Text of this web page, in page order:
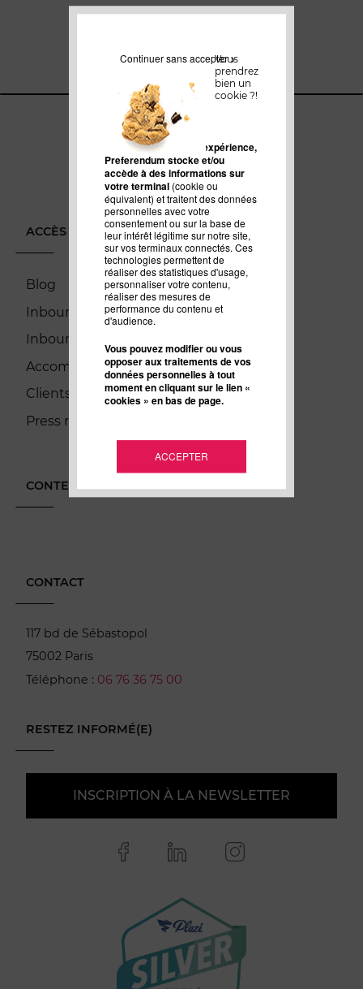
Vous
prendrez
bien un
cookie ?!
Pour améliorer votre expérience,
Preferendum stocke et/ou
accède à des informations sur
votre terminal (cookie ou
équivalent) et traitent des données
personnelles avec votre
consentement ou sur la base de
leur intérêt légitime sur notre site,
sur vos terminaux connectés. Ces
technologies permettent de
réaliser des statistiques d'usage,
personnaliser votre contenu,
réaliser des mesures de
performance du contenu et
d'audience.
Vous pouvez modifier ou vous
opposer aux traitements de vos
données personnelles à tout
moment en cliquant sur le lien «
cookies » en bas de page.
ACCEPTER
Continuer sans accepter >
ACCÈS DIRECT
Blog
Inbound Marketing
Inbound Sales
Accompagnement
Clients
Press room
CONTENUS LES PLUS LUS
CONTACT
117 bd de Sébastopol
75002 Paris
Téléphone : 06 76 36 75 00
RESTEZ INFORMÉ(E)
INSCRIPTION À LA NEWSLETTER